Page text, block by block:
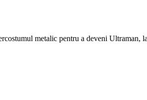
metalic pentru a deveni Ultraman,